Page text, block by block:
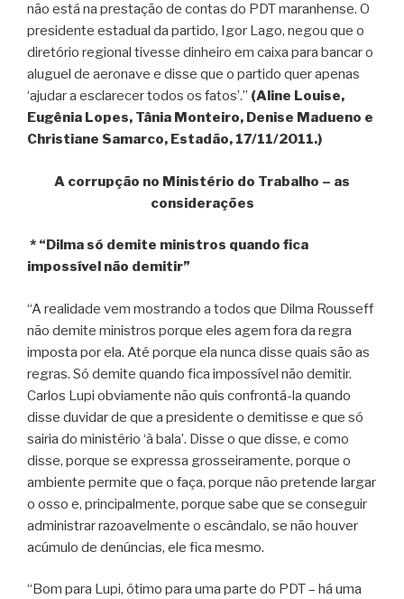
não está na prestação de contas do PDT maranhense. O
presidente estadual da partido, Igor Lago, negou que o
diretório regional tivesse dinheiro em caixa para bancar o
aluguel de aeronave e disse que o partido quer apenas
‘ajudar a esclarecer todos os fatos’.” (Aline Louise,
Eugênia Lopes, Tânia Monteiro, Denise Madueno e
Christiane Samarco, Estadão, 17/11/2011.)
A corrupção no Ministério do Trabalho – as
considerações
* “Dilma só demite ministros quando fica
impossível não demitir”
“A realidade vem mostrando a todos que Dilma Rousseff
não demite ministros porque eles agem fora da regra
imposta por ela. Até porque ela nunca disse quais são as
regras. Só demite quando fica impossível não demitir.
Carlos Lupi obviamente não quis confrontá-la quando
disse duvidar de que a presidente o demitisse e que só
sairia do ministério ‘à bala’. Disse o que disse, e como
disse, porque se expressa grosseiramente, porque o
ambiente permite que o faça, porque não pretende largar
o osso e, principalmente, porque sabe que se conseguir
administrar razoavelmente o escândalo, se não houver
acúmulo de denúncias, ele fica mesmo.
“Bom para Lupi, ótimo para uma parte do PDT – há uma